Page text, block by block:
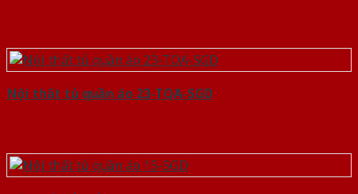
Nội thất tủ quần áo 23-TQA-SGD